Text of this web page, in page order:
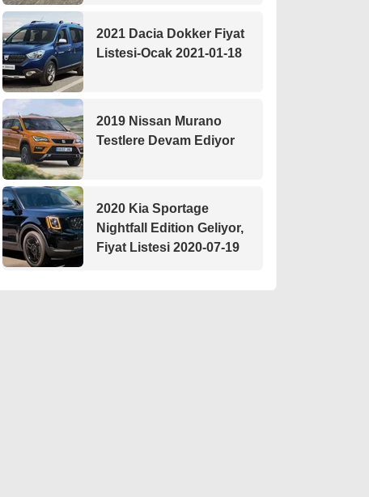
2021 Dacia Dokker Fiyat
Listesi-Ocak 2021-01-18
2019 Nissan Murano
Testlere Devam Ediyor
2020 Kia Sportage
Nightfall Edition Geliyor,
Fiyat Listesi 2020-07-19